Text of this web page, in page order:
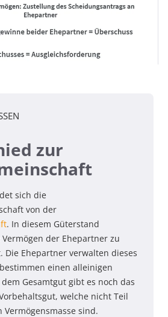
zur
sich die
von der
. In diesem Güterstand
der Ehepartner zu
Die Ehepartner verwalten dieses
einen alleinigen
Gesamtgut gibt es noch das
welche nicht Teil
sind.